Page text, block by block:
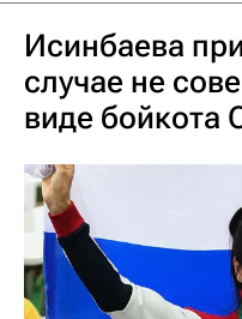
Исинбаева
случае не
виде бойкота